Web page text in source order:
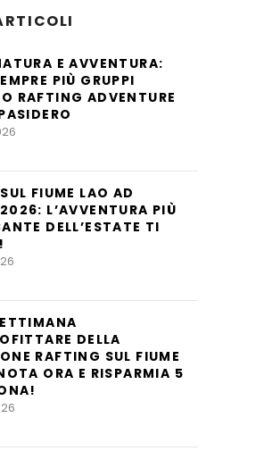
E AVVENTURA:
PIÙ GRUPPI
RAFTING ADVENTURE
FIUME LAO AD
L’AVVENTURA PIÙ
DELL’ESTATE TI
DELLA
RAFTING SUL FIUME
ORA E RISPARMIA 5